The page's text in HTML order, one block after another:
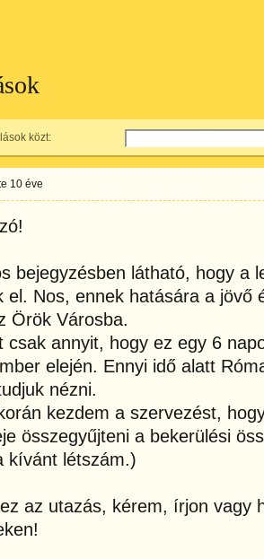
közt:
10 éve
bejegyzésben látható, hogy a
el. Nos, ennek hatására a jövő
Örök Városba.
csak annyit, hogy ez egy 6
elején. Ennyi idő alatt
nézni.
kezdem a szervezést,
összegyűjteni a bekerülési
kívánt létszám.)
az utazás, kérem, írjon vagy